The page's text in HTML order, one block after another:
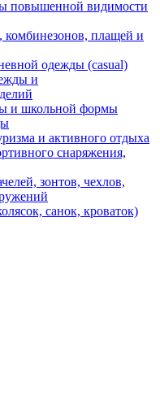
повышенной видимости
комбинезонов, плащей и
одежды (casual)
и
и школьной формы
и активного отдыха
снаряжения,
зонтов, чехлов,
санок, кроваток)